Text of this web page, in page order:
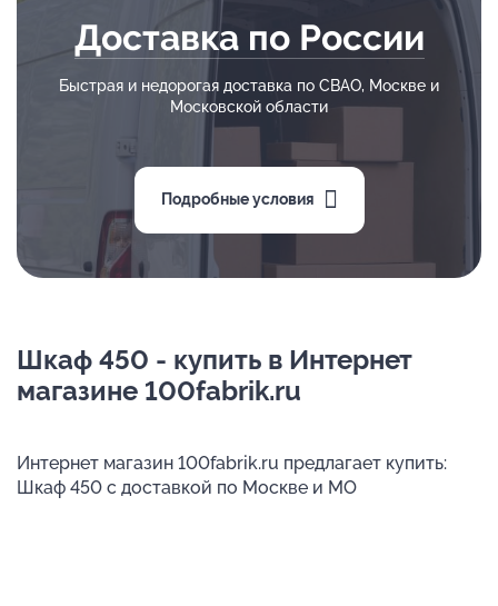
Доставка по России
Быстрая и недорогая доставка по СВАО, Москве и
Московской области
Подробные условия
Шкаф 450 - купить в Интернет
магазине 100fabrik.ru
Интернет магазин 100fabrik.ru предлагает купить:
Шкаф 450 с доставкой по Москве и МО